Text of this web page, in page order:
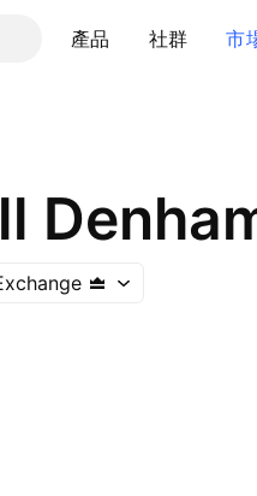
產品 社群 市